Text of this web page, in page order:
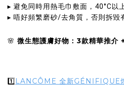
▸ 避免同時用熱毛巾敷面，40°C以
▸ 唔好頻繁磨砂/去角質，否則拆毀
🌸 微生態護膚好物：3款精華推介
1️⃣ LANCÔME 全新GÉNIFIQUE